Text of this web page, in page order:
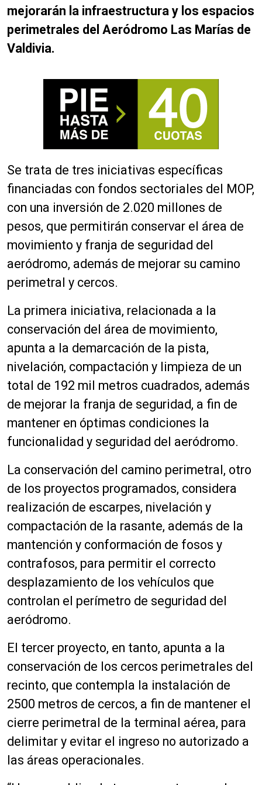
mejorarán la infraestructura y los espacios
perimetrales del Aeródromo Las Marías de
Valdivia.
Se trata de tres iniciativas específicas
financiadas con fondos sectoriales del MOP,
con una inversión de 2.020 millones de
pesos, que permitirán conservar el área de
movimiento y franja de seguridad del
aeródromo, además de mejorar su camino
perimetral y cercos.
La primera iniciativa, relacionada a la
conservación del área de movimiento,
apunta a la demarcación de la pista,
nivelación, compactación y limpieza de un
total de 192 mil metros cuadrados, además
de mejorar la franja de seguridad, a fin de
mantener en óptimas condiciones la
funcionalidad y seguridad del aeródromo.
La conservación del camino perimetral, otro
de los proyectos programados, considera
realización de escarpes, nivelación y
compactación de la rasante, además de la
mantención y conformación de fosos y
contrafosos, para permitir el correcto
desplazamiento de los vehículos que
controlan el perímetro de seguridad del
aeródromo.
El tercer proyecto, en tanto, apunta a la
conservación de los cercos perimetrales del
recinto, que contempla la instalación de
2500 metros de cercos, a fin de mantener el
cierre perimetral de la terminal aérea, para
delimitar y evitar el ingreso no autorizado a
las áreas operacionales.